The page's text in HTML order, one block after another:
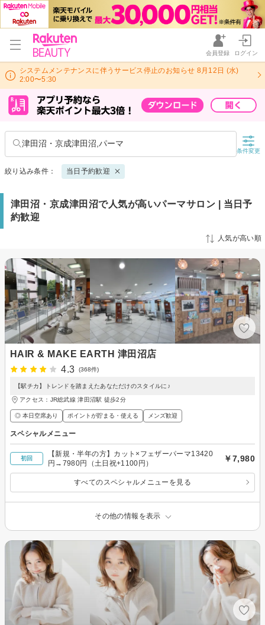
会員登録 ログイン
システムメンテナンスに伴うサービス停止のお知らせ 8月12日 (水)
2:00〜5:30
津田沼・京成津田沼,パーマ
条件変更
絞り込み条件： 当日予約歓迎
津田沼・京成津田沼で人気が高いパーマサロン | 当日予
約歓迎
人気が高い順
HAIR & MAKE EARTH 津田沼店
4.3
(368件)
【駅チカ】トレンドを踏まえたあなただけのスタイルに♪
アクセス：JR総武線 津田沼駅 徒歩2分
◎ 本日空席あり ポイントが貯まる・使える メンズ歓迎
スペシャルメニュー
初回
【新規・半年の方】カット×フェザーパーマ13420
円→7980円（土日祝+1100円）
￥7,980
すべてのスペシャルメニューを見る
その他の情報を表示